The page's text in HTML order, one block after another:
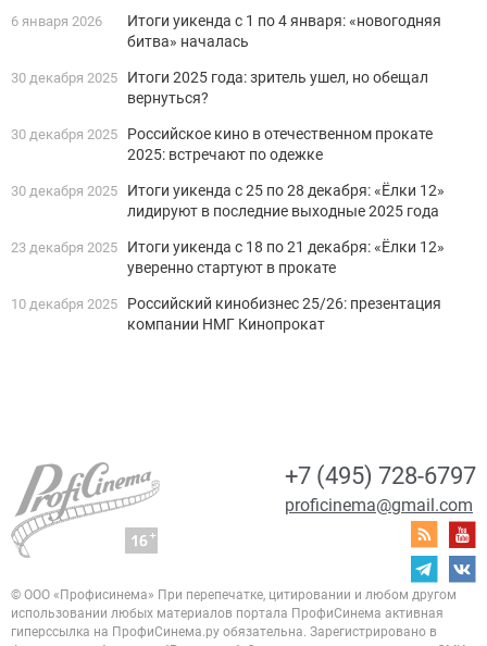
6 января 2026
Итоги уикенда с 1 по 4 января: «новогодняя
битва» началась
30 декабря 2025
Итоги 2025 года: зритель ушел, но обещал
вернуться?
30 декабря 2025
Российское кино в отечественном прокате
2025: встречают по одежке
30 декабря 2025
Итоги уикенда с 25 по 28 декабря: «Ёлки 12»
лидируют в последние выходные 2025 года
23 декабря 2025
Итоги уикенда с 18 по 21 декабря: «Ёлки 12»
уверенно стартуют в прокате
10 декабря 2025
Российский кинобизнес 25/26: презентация
компании НМГ Кинопрокат
+7 (495) 728-6797
proficinema@gmail.com
© ООО «Профисинема» При перепечатке, цитировании и любом другом
использовании любых материалов портала ПрофиСинема активная
гиперссылка на ПрофиСинема.ру обязательна. Зарегистрировано в